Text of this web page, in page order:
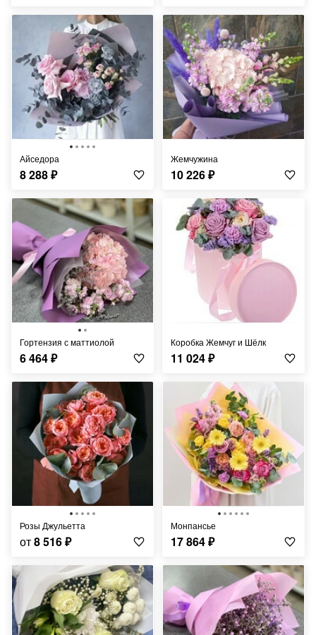
Айседора
8 288₽
Жемчужина
10 226₽
Гортензия с маттиолой
6 464₽
Коробка Жемчуг и Шёлк
11 024₽
Розы Джульетта
от8 516₽
Монпансье
17 864₽